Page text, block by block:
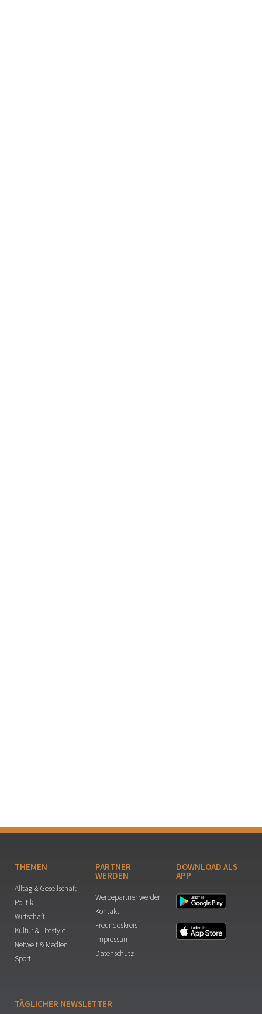
THEMEN
Alltag & Gesellschaft
Politik
Wirtschaft
Kultur & Lifestyle
Netwelt & Medien
Sport
PARTNER
WERDEN
Werbepartner werden
Kontakt
Freundeskreis
Impressum
Datenschutz
DOWNLOAD ALS
APP
TÄGLICHER NEWSLETTER